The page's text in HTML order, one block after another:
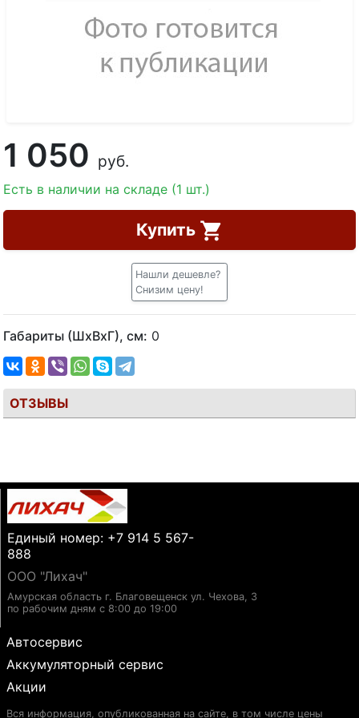
1 050 руб.
Есть в наличии на складе (1 шт.)
Купить
Нашли дешевле?
Снизим цену!
Габариты (ШхВхГ), см: 0
ОТЗЫВЫ
Единый номер: +7 914 5 567-
888
ООО "Лихач"
Амурская область г. Благовещенск ул. Чехова, 3
по рабочим дням с 8:00 до 19:00
Автосервис
Аккумуляторный сервис
Акции
Вся информация, опубликованная на сайте, в том числе цены